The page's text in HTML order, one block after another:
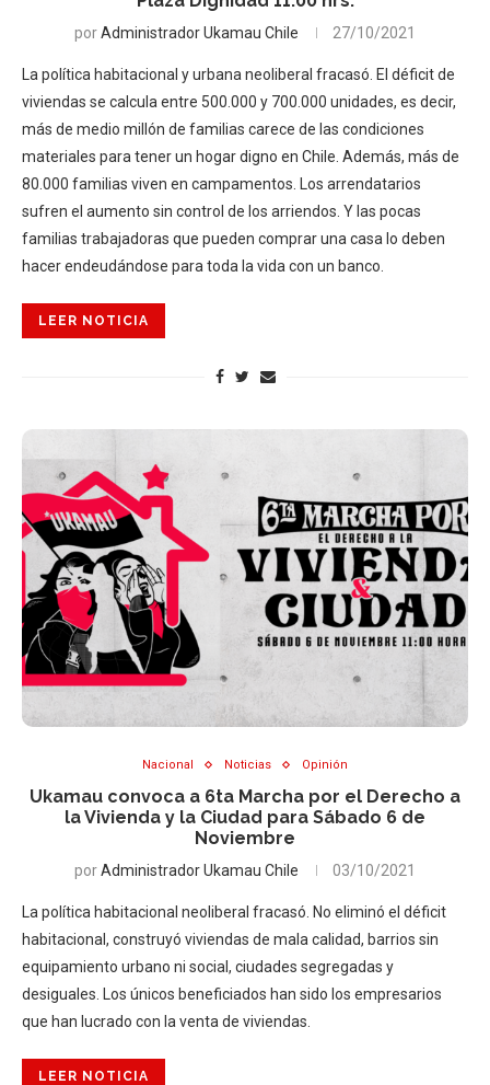
porAdministrador Ukamau Chile 27/10/2021
La política habitacional y urbana neoliberal fracasó. El déficit de
viviendas se calcula entre 500.000 y 700.000 unidades, es decir,
más de medio millón de familias carece de las condiciones
materiales para tener un hogar digno en Chile. Además, más de
80.000 familias viven en campamentos. Los arrendatarios
sufren el aumento sin control de los arriendos. Y las pocas
familias trabajadoras que pueden comprar una casa lo deben
hacer endeudándose para toda la vida con un banco.
LEER NOTICIA
Nacional Noticias Opinión
Ukamau convoca a 6ta Marcha por el Derecho a
la Vivienda y la Ciudad para Sábado 6 de
Noviembre
porAdministrador Ukamau Chile 03/10/2021
La política habitacional neoliberal fracasó. No eliminó el déficit
habitacional, construyó viviendas de mala calidad, barrios sin
equipamiento urbano ni social, ciudades segregadas y
desiguales. Los únicos beneficiados han sido los empresarios
que han lucrado con la venta de viviendas.
LEER NOTICIA